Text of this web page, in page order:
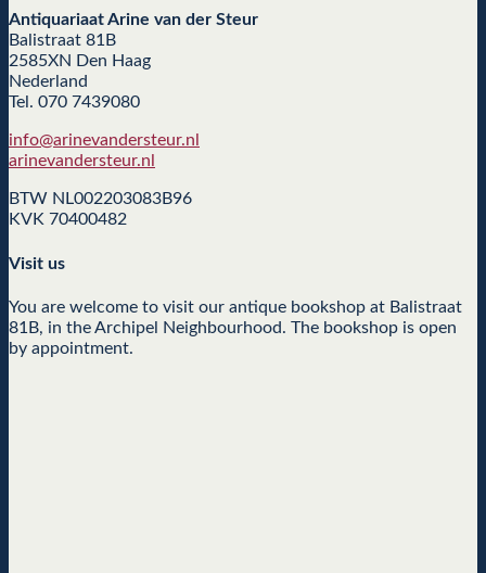
Antiquariaat Arine van der Steur
Balistraat 81B
2585XN Den Haag
Nederland
Tel. 070 7439080
info@arinevandersteur.nl
arinevandersteur.nl
BTW NL002203083B96
KVK 70400482
Visit us
You are welcome to visit our antique bookshop at Balistraat
81B, in the Archipel Neighbourhood. The bookshop is open
by appointment.